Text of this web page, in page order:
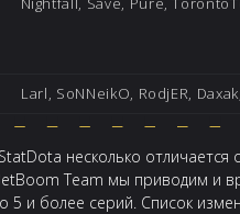
Larl, SoNNeikO, RodjER,
несколько отличается
Team мы приводим и
и более серий. Список